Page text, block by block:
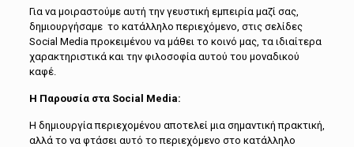
Για να μοιραστούμε αυτή την γευστική εμπειρία μαζί σας,
δημιουργήσαμε το κατάλληλο περιεχόμενο, στις σελίδες
Social Media προκειμένου να μάθει το κοινό μας, τα ιδιαίτερα
χαρακτηριστικά και την φιλοσοφία αυτού του μοναδικού
καφέ.
Η Παρουσία στα Social Media:
Η δημιουργία περιεχομένου αποτελεί μια σημαντική πρακτική,
αλλά το να φτάσει αυτό το περιεχόμενο στο κατάλληλο